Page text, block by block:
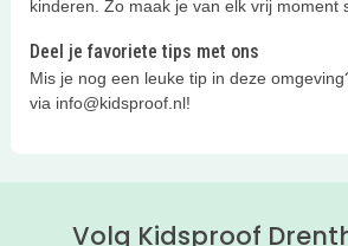
kinderen. Zo maak je van elk vrij moment
Deel je favoriete tips met ons
Mis je nog een leuke tip in deze
via info@kidsproof.nl!
Volg Kidsproof